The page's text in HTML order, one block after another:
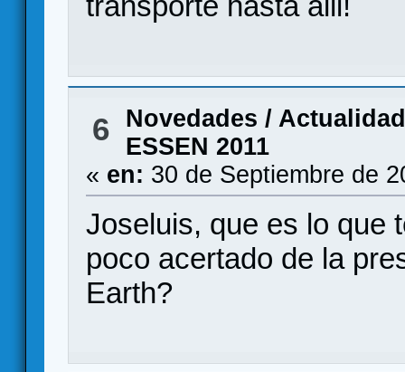
6
Novedades / Actualidad
ESSEN 2011
« en: 30 de Septiembre de
Joseluis, que es lo que
poco acertado de la
Earth?